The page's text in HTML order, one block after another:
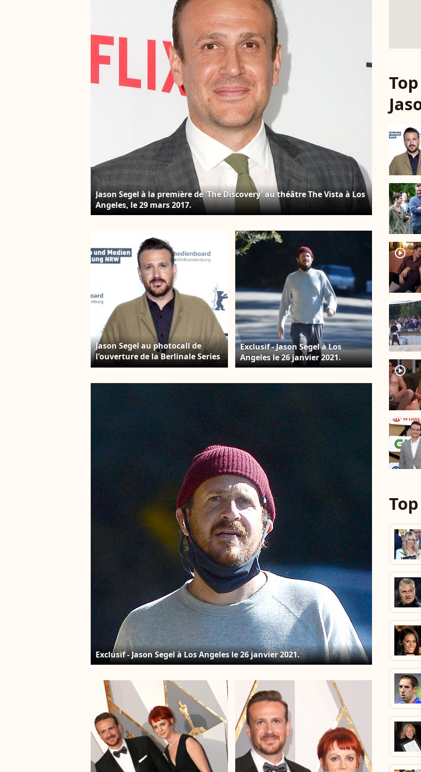
Jason Segel à la première de 'The Discovery' au théâtre The Vista à Los
Angeles, le 29 mars 2017.
Jason Segel au photocall de
l'ouverture de la Berlinale Series
Market & Conference lors du
film de Berlin.
Exclusif - Jason Segel à Los
Angeles le 26 janvier 2021.
Exclusif - Jason Segel à Los Angeles le 26 janvier 2021.
player2
player2